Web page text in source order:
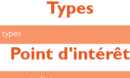
Types
Point d'intérêt